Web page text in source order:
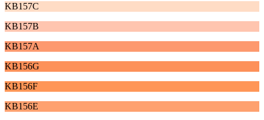
KB157C
KB157B
KB157A
KB156G
KB156F
KB156E